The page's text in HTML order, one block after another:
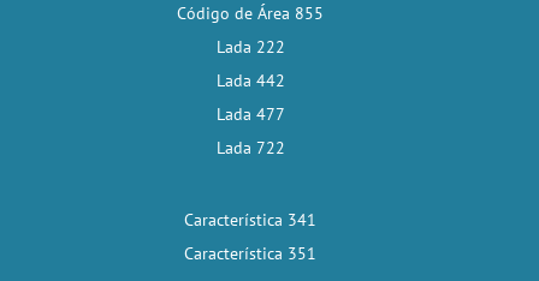
Código de Área 855
Lada 222
Lada 442
Lada 477
Lada 722
Característica 341
Característica 351